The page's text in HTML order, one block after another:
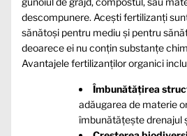
descompunere. Acești fertilizanți
sănătoși pentru mediu și pentru
deoarece ei nu conțin substanțe
Avantajele fertilizanților organici
Îmbunătățirea
adăugarea de materie
îmbunătățește drenajul